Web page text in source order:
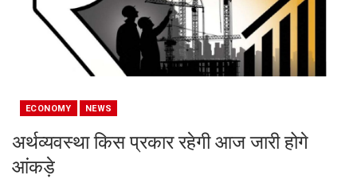
ECONOMY NEWS
अर्थव्‍यवस्‍था किस प्रकार रहेगी आज जारी होगे
आंकड़े